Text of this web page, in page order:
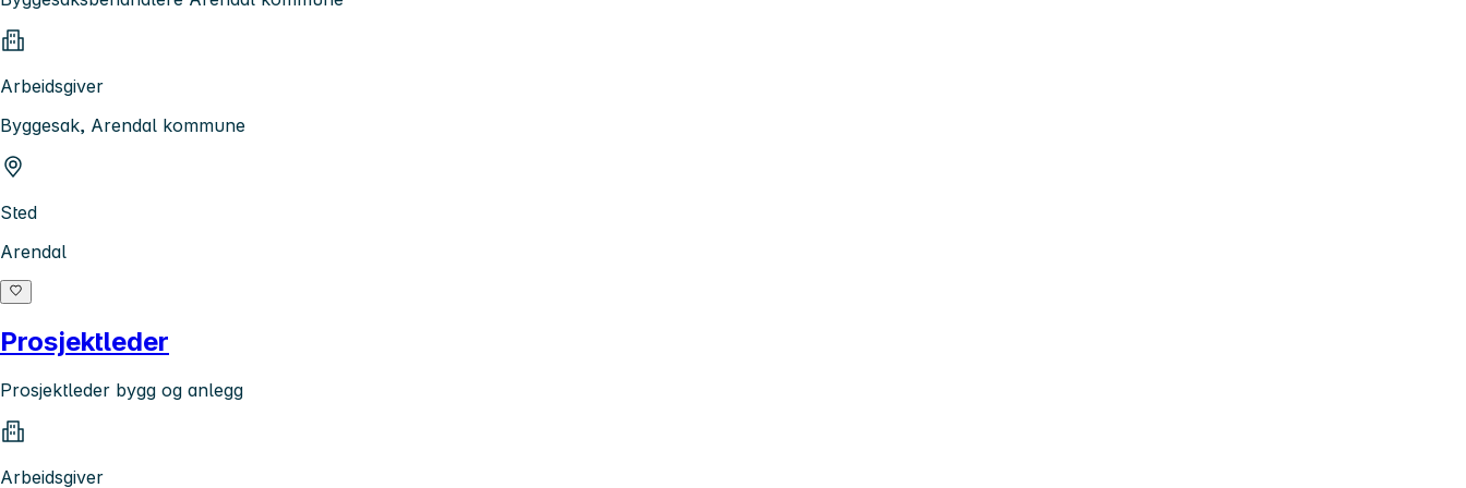
Arbeidsgiver
Byggesak, Arendal kommune
Sted
Arendal
Prosjektleder
Prosjektleder bygg og anlegg
Arbeidsgiver